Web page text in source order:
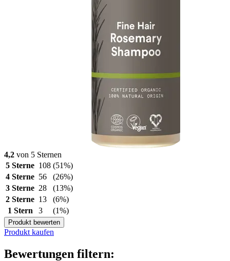
4,2 von 5 Sternen
5 Sterne 108 (51%)
4 Sterne 56
(26%)
3 Sterne 28
(13%)
2 Sterne 13
(6%)
1 Stern
3 (1%)
Produkt bewerten
Produkt kaufen
Bewertungen filtern: